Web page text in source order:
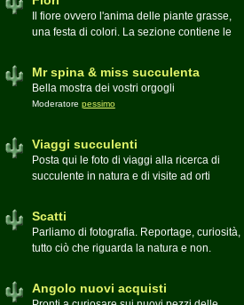
Il fiore ovvero l'anima delle piante grasse,
una festa di colori. La sezione contiene le
Mr spina & miss succulenta
Bella mostra dei vostri orgogli
Moderatore pessimo
Viaggi succulenti
Posta qui le foto di viaggi alla ricerca di
succulente in natura e di visite ad orti
Scatti
Parliamo di fotografia. Reportage, curiosità,
tutto ciò che riguarda la natura e non.
Angolo nuovi acquisti